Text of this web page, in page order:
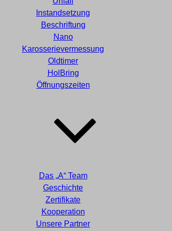
Instandsetzung
Beschriftung
Nano
Karosserievermessung
Oldtimer
HolBring
Öffnungszeiten
Das „A“ Team
Geschichte
Zertifikate
Kooperation
Unsere Partner